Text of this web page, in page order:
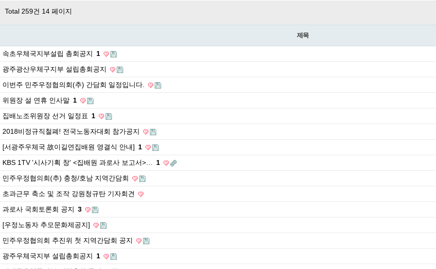
Total 259건 14 페이지
제목
속초우체국지부설립 총회공지 1
광주광산우체구지부 설립총회공지
이번주 민주우정협의회(추) 간담회 일정입니다.
위원장 설 연휴 인사말 1
집배노조위원장 선거 일정표
1
2018비정규직철폐! 전국노동자대회 참가공지
[서광주우체국 故이길연집배원 영결식 안내] 1
KBS 1TV '시사기획 창' <집배원 과로사 보고서>…
1
민주우정협의회(추) 충청/호남 지역간담회
초과근무 축소 및 조작 강원청규탄 기자회견
과로사 국회토론회 공지 3
[우정노동자 추모문화제공지]
민주우정협의회 추진위 첫 지역간담회 공지
광주우체국지부 설립총회공지
1